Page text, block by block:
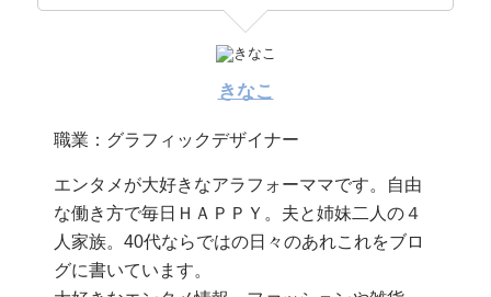
きなこ
職業：グラフィックデザイナー
エンタメが大好きなアラフォーママです。自由
な働き方で毎日ＨＡＰＰＹ。夫と姉妹二人の４
人家族。40代ならではの日々のあれこれをブロ
グに書いています。